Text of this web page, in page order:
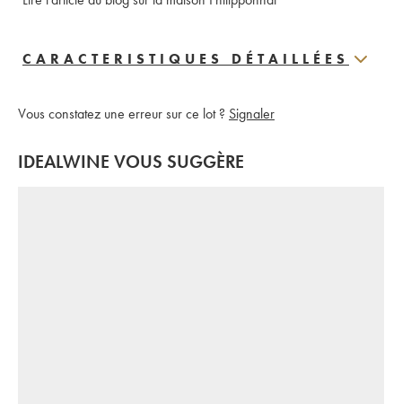
CARACTERISTIQUES DÉTAILLÉES
Vous constatez une erreur sur ce lot ? Signaler
IDEALWINE VOUS SUGGÈRE